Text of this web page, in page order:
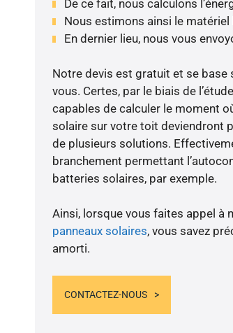
De ce fait, nous calculons
Nous estimons ainsi le matériel
En dernier lieu, nous vous
Notre devis est gratuit et se
vous. Certes, par le biais de
capables de calculer le moment
solaire sur votre toit deviendront
de plusieurs solutions.
branchement permettant
batteries solaires, par exemple.
Ainsi, lorsque vous faites appel à
panneaux solaires, vous savez
amorti.
CONTACTEZ-NOUS